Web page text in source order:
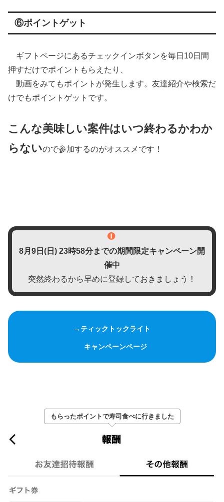
⑥ポイントゲット
ギフトページにあるチェックインボタンを毎日10日間
押すだけでポイントもらえたり、
動画をみてもポイントが発生します。友達紹介や検索だ
けでもポイントゲットです。
こんな美味しい案件はいつ終わるかわか
らないので参加するのがオススメです！
8月9日(日) 23時58分までの期間限定キャンペーン開
催中
突然終わるから早めに登録しておきましょう！
→ティックトックライト
キャンペーンページ
もらったポイントで寿司食べに行きました